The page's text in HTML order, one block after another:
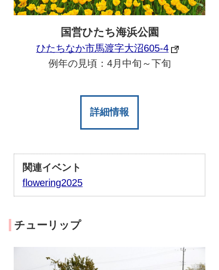
国営ひたち海浜公園
ひたちなか市馬渡字大沼605-4
例年の見頃：4月中旬～下旬
詳細情報
関連イベント
flowering2025
チューリップ